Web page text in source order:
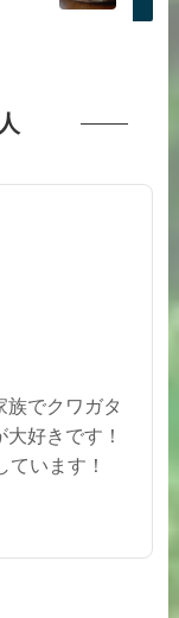
族でクワガタ
好きです！
います！